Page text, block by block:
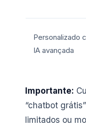
Personalizado
IA avançada
Importante:
“chatbot
limitados ou